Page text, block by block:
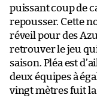
puissant coup de
repousser. Cette
réveil pour des
retrouver le jeu
saison. Pléa est
deux équipes à
vingt mètres fuit